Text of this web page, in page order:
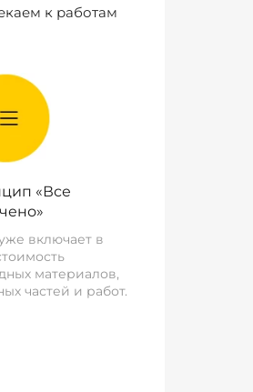
к работам
«Все
включает в
материалов,
частей и работ.